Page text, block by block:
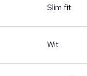
Slim fit
Wit